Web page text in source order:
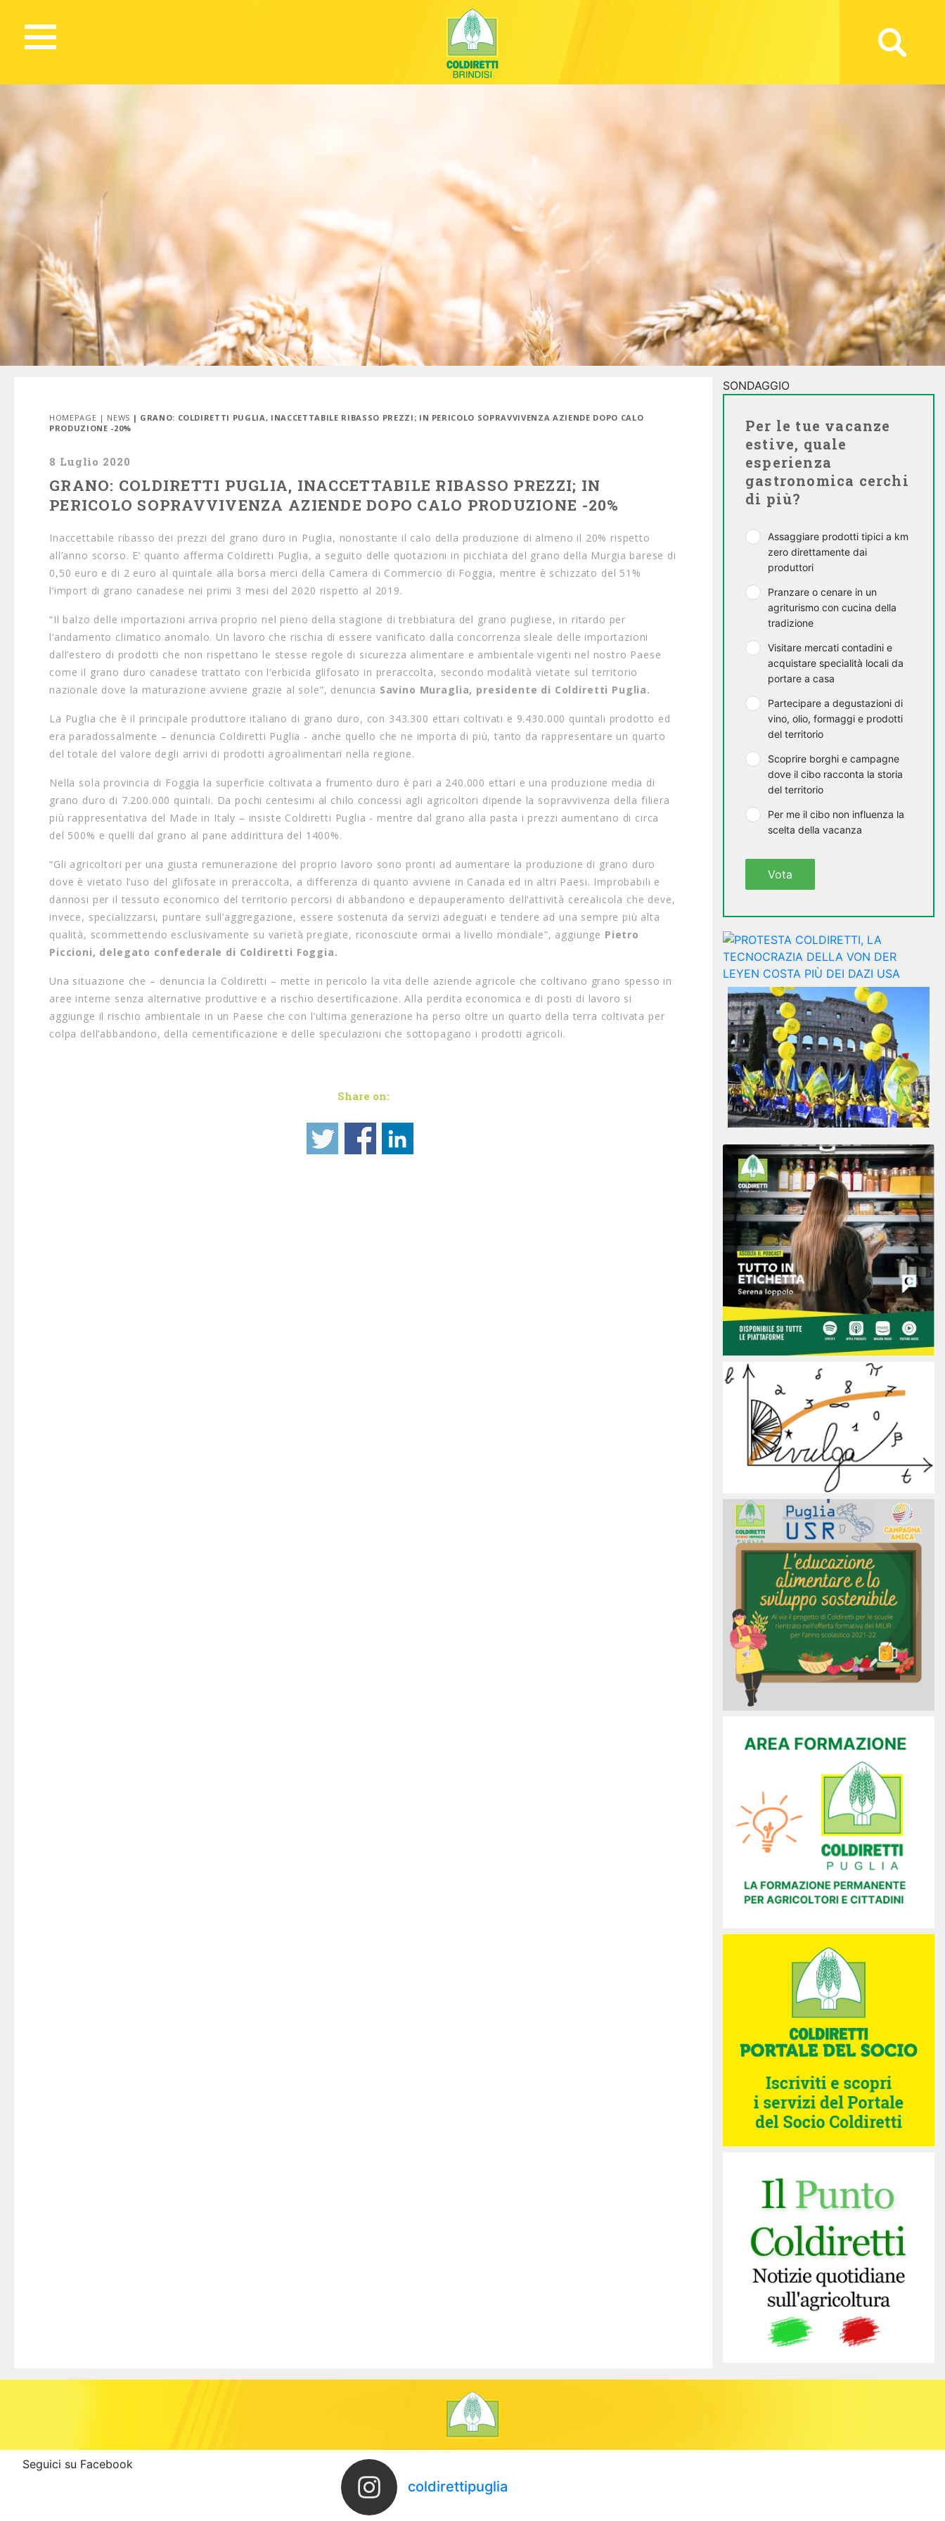
HOMEPAGE | NEWS | GRANO: COLDIRETTI PUGLIA, INACCETTABILE RIBASSO PREZZI; IN PERICOLO SOPRAVVIVENZA AZIENDE DOPO CALO
PRODUZIONE -20%
8 Luglio 2020
GRANO: COLDIRETTI PUGLIA, INACCETTABILE RIBASSO PREZZI; IN
PERICOLO SOPRAVVIVENZA AZIENDE DOPO CALO PRODUZIONE -20%
Inaccettabile ribasso dei prezzi del grano duro in Puglia, nonostante il calo della produzione di almeno il 20% rispetto
all’anno scorso. E’ quanto afferma Coldiretti Puglia, a seguito delle quotazioni in picchiata del grano della Murgia barese di
0,50 euro e di 2 euro al quintale alla borsa merci della Camera di Commercio di Foggia, mentre è schizzato del 51%
l’import di grano canadese nei primi 3 mesi del 2020 rispetto al 2019.
“Il balzo delle importazioni arriva proprio nel pieno della stagione di trebbiatura del grano pugliese, in ritardo per
l’andamento climatico anomalo. Un lavoro che rischia di essere vanificato dalla concorrenza sleale delle importazioni
dall’estero di prodotti che non rispettano le stesse regole di sicurezza alimentare e ambientale vigenti nel nostro Paese
come il grano duro canadese trattato con l’erbicida glifosato in preraccolta, secondo modalità vietate sul territorio
nazionale dove la maturazione avviene grazie al sole”, denuncia Savino Muraglia, presidente di Coldiretti Puglia.
La Puglia che è il principale produttore italiano di grano duro, con 343.300 ettari coltivati e 9.430.000 quintali prodotto ed
era paradossalmente – denuncia Coldiretti Puglia - anche quello che ne importa di più, tanto da rappresentare un quarto
del totale del valore degli arrivi di prodotti agroalimentari nella regione.
Nella sola provincia di Foggia la superficie coltivata a frumento duro è pari a 240.000 ettari e una produzione media di
grano duro di 7.200.000 quintali. Da pochi centesimi al chilo concessi agli agricoltori dipende la sopravvivenza della filiera
più rappresentativa del Made in Italy – insiste Coldiretti Puglia - mentre dal grano alla pasta i prezzi aumentano di circa
del 500% e quelli dal grano al pane addirittura del 1400%.
“Gli agricoltori per una giusta remunerazione del proprio lavoro sono pronti ad aumentare la produzione di grano duro
dove è vietato l’uso del glifosate in preraccolta, a differenza di quanto avviene in Canada ed in altri Paesi. Improbabili e
dannosi per il tessuto economico del territorio percorsi di abbandono e depauperamento dell’attività cerealicola che deve,
invece, specializzarsi, puntare sull’aggregazione, essere sostenuta da servizi adeguati e tendere ad una sempre più alta
qualità, scommettendo esclusivamente su varietà pregiate, riconosciute ormai a livello mondiale”, aggiunge Pietro
Piccioni, delegato confederale di Coldiretti Foggia.
Una situazione che – denuncia la Coldiretti – mette in pericolo la vita delle aziende agricole che coltivano grano spesso in
aree interne senza alternative produttive e a rischio desertificazione. Alla perdita economica e di posti di lavoro si
aggiunge il rischio ambientale in un Paese che con l’ultima generazione ha perso oltre un quarto della terra coltivata per
colpa dell’abbandono, della cementificazione e delle speculazioni che sottopagano i prodotti agricoli.
Share on:
SONDAGGIO
Per le tue vacanze
estive, quale
esperienza
gastronomica cerchi
di più?
Assaggiare prodotti tipici a km
zero direttamente dai
produttori
Pranzare o cenare in un
agriturismo con cucina della
tradizione
Visitare mercati contadini e
acquistare specialità locali da
portare a casa
Partecipare a degustazioni di
vino, olio, formaggi e prodotti
del territorio
Scoprire borghi e campagne
dove il cibo racconta la storia
del territorio
Per me il cibo non influenza la
scelta della vacanza
Vota
Seguici su Facebook
coldirettipuglia